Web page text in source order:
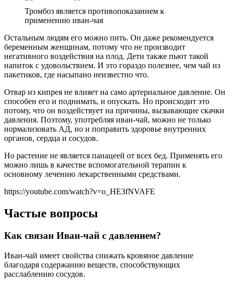
Тромбоз является противопоказанием к
применению иван-чая
Остальным людям его можно пить. Он даже рекомендуется
беременным женщинам, потому что не производит
негативного воздействия на плод. Дети также пьют такой
напиток с удовольствием. И это гораздо полезнее, чем чай из
пакетиков, где насыпано неизвестно что.
Отвар из кипрея не влияет на само артериальное давление. Он
способен его и поднимать, и опускать. Но происходит это
потому, что он воздействует на причины, вызывающие скачки
давления. Поэтому, употребляя иван-чай, можно не только
нормализовать АД, но и поправить здоровье внутренних
органов, сердца и сосудов.
Но растение не является панацеей от всех бед. Применять его
можно лишь в качестве вспомогательной терапии к
основному лечению лекарственными средствами.
https://youtube.com/watch?v=o_HE3fNVAFE
Частые вопросы
Как связан Иван-чай с давлением?
Иван-чай имеет свойства снижать кровяное давление
благодаря содержанию веществ, способствующих
расслаблению сосудов.